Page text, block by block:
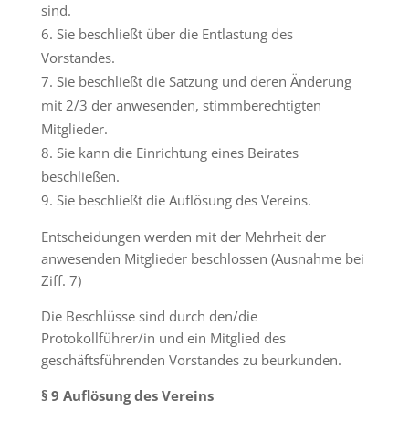
sind.
Sie beschließt über die Entlastung des
Vorstandes.
Sie beschließt die Satzung und deren Änderung
mit 2/3 der anwesenden, stimmberechtigten
Mitglieder.
Sie kann die Einrichtung eines Beirates
beschließen.
Sie beschließt die Auflösung des Vereins.
Entscheidungen werden mit der Mehrheit der
anwesenden Mitglieder beschlossen (Ausnahme bei
Ziff. 7)
Die Beschlüsse sind durch den/die
Protokollführer/in und ein Mitglied des
geschäftsführenden Vorstandes zu beurkunden.
§ 9 Auflösung des Vereins